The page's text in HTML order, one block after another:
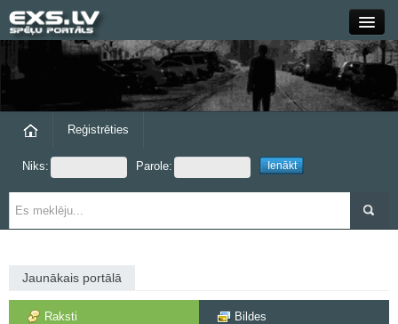
Close
Forums
Grupas
Reģistrēties
Niks: Parole:
Jaunākais portālā
Raksti Bildes